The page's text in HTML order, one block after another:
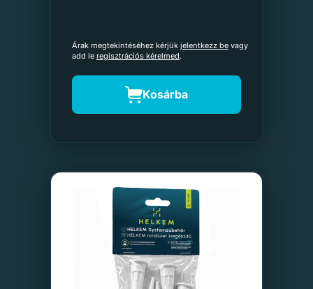
Árak megtekintéséhez kérjük jelentkezz be vagy
add le regisztrációs kérelmed.
Kosárba